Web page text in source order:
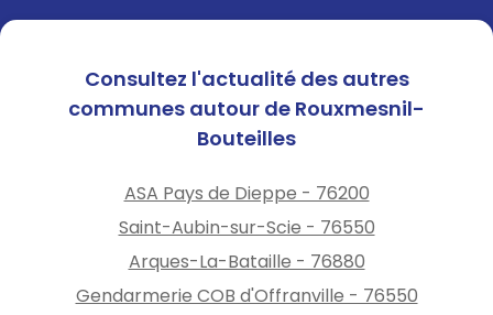
de sécurité sur le réseau
En cas de doute, ne
communiquez aucune
l’échange.
Si vous êtes victime ou
témoin d’un démarchage
frauduleux, vous pouvez le
Consultez l'actualité des autres
communes autour de Rouxmesnil-
Bouteilles
ASA Pays de Dieppe - 76200
Saint-Aubin-sur-Scie - 76550
Arques-La-Bataille - 76880
Gendarmerie COB d'Offranville - 76550